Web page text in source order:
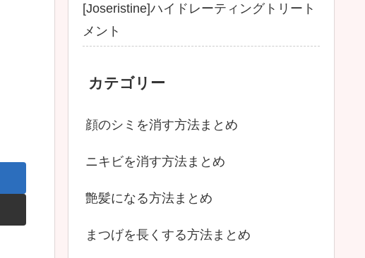
[Joseristine]ハイドレーティングトリート
メント
カテゴリー
顔のシミを消す方法まとめ
ニキビを消す方法まとめ
艶髪になる方法まとめ
まつげを長くする方法まとめ